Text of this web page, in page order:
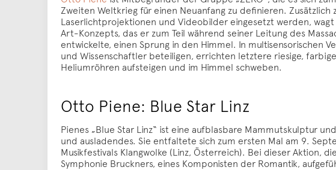
Zweiten Weltkrieg für einen Neuanfang zu definieren.
Laserlichtprojektionen und Videobilder eingesetzt werden, wagt
Art-Konzepts, das er zum Teil während seiner Leitung des
entwickelte, einen Sprung in den Himmel. In multisensorischen
und Wissenschaftler beteiligen, errichten letztere riesige,
Heliumröhren aufsteigen und im Himmel schweben.
Otto Piene: Blue Star Linz
Pienes „Blue Star Linz“ ist eine aufblasbare Mammutskulptur
und ausladendes. Sie entfaltete sich zum ersten Mal am 9.
Musikfestivals Klangwolke (Linz, Österreich). Bei dieser Aktion,
Symphonie Bruckners, eines Komponisten der Romantik,